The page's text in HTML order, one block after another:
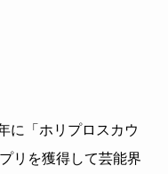
に「ホリプロスカウ
リを獲得して芸能界